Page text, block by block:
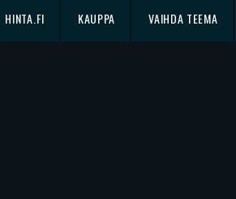
HINTA.FI KAUPPA VAIHDA TEEMA